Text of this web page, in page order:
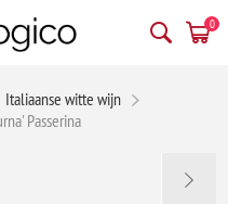
0
Italiaanse witte wijn
Passerina